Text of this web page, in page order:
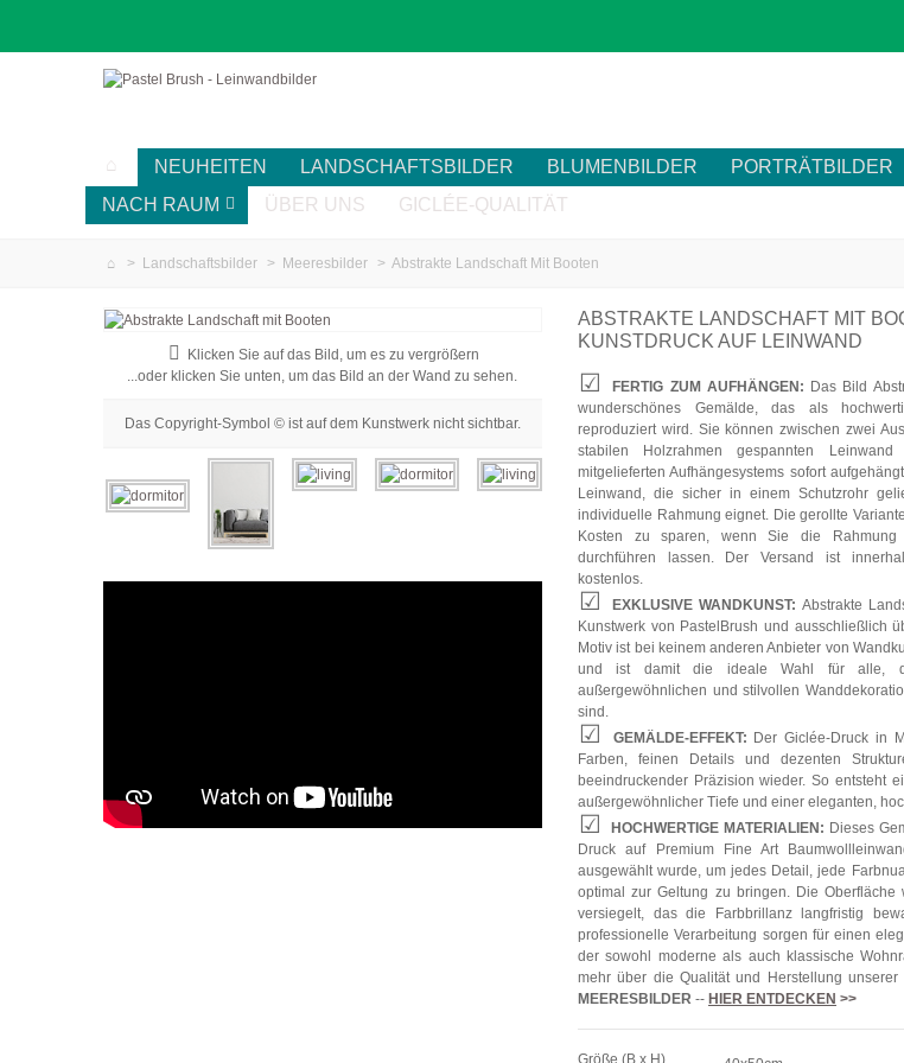
NEUHEITEN LANDSCHAFTSBILDER BLUMENBILDER PORTRÄTBILDER
NACH RAUM
ÜBER UNS GICLÉE-QUALITÄT
> Landschaftsbilder > Meeresbilder > Abstrakte Landschaft Mit Booten
Klicken Sie auf das Bild, um es zu vergrößern
...oder klicken Sie unten, um das Bild an der Wand zu sehen.
Das Copyright-Symbol © ist auf dem Kunstwerk nicht sichtbar.
ABSTRAKTE LANDSCHAFT MIT
KUNSTDRUCK AUF LEINWAND
FERTIG ZUM AUFHÄNGEN: Das Bild
wunderschönes Gemälde, das als
reproduziert wird. Sie können zwischen zwei
stabilen Holzrahmen gespannten
mitgelieferten Aufhängesystems sofort
Leinwand, die sicher in einem Schutzrohr
individuelle Rahmung eignet. Die gerollte
Kosten zu sparen, wenn Sie die Rahmung
durchführen lassen. Der Versand ist
kostenlos.
EXKLUSIVE WANDKUNST: Abstrakte
Kunstwerk von PastelBrush und ausschließlich
Motiv ist bei keinem anderen Anbieter von
und ist damit die ideale Wahl für alle,
außergewöhnlichen und stilvollen
sind.
GEMÄLDE-EFFEKT: Der Giclée-Druck in
Farben, feinen Details und dezenten
beeindruckender Präzision wieder. So entsteht
außergewöhnlicher Tiefe und einer eleganten,
HOCHWERTIGE MATERIALIEN: Dieses
Druck auf Premium Fine Art
ausgewählt wurde, um jedes Detail, jede
optimal zur Geltung zu bringen. Die Oberfläche
versiegelt, das die Farbbrillanz langfristig
professionelle Verarbeitung sorgen für einen
der sowohl moderne als auch klassische
mehr über die Qualität und Herstellung
MEERESBILDER -- HIER ENTDECKEN >>